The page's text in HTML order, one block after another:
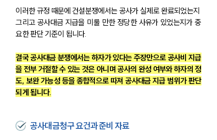
글로벌 파트너 로펌
고객의 소리
통합검색
업무사례
주요 업무사례
고객후기
이러한 규정 때문에 건설분쟁에서는 공사가 실제로 완료되었는지
그리고 공사대금 지급을 미룰 만한 정당한 사유가 있었는지가 중
요한 판단 기준이 됩니다.
결국 공사대금 분쟁에서는 하자가 있다는 주장만으로 공사비 지급
을 전부 거절할 수 있는 것은 아니며 공사의 완성 여부와 하자의 정
도, 보완 가능성 등을 종합적으로 따져 공사대금 지급 범위가 판단
되게 됩니다.
공사대금청구 요건과 준비 자료